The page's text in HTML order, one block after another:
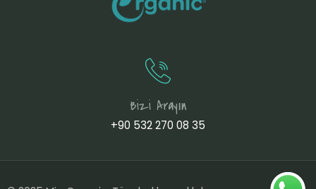
Bizi Arayın
+90 532 270 08 35